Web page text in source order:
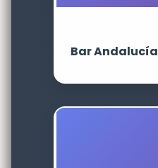
Bar Andalucía